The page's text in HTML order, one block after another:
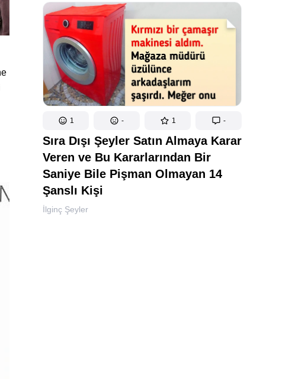
1 - 1 -
Sıra Dışı Şeyler Satın Almaya Karar
Veren ve Bu Kararlarından Bir
Saniye Bile Pişman Olmayan 14
Şanslı Kişi
İlginç Şeyler